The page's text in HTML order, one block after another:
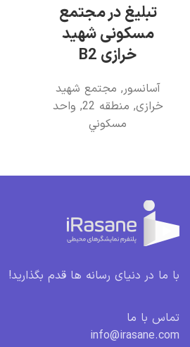
تبلیغ در مجتمع
مسکونی شهید
خرازی B2
آسانسور, مجتمع شهید
خرازی, منطقه 22 , واحد
مسکوني
با ما در دنیای رسانه ها قدم بگذارید!
تماس با ما
info@irasane.com